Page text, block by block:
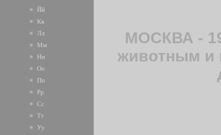
Йй
Кк
Лл
Мм
Нн
Оо
Пп
Рр
Сс
Тт
Уу
МОСКВА -
животным и